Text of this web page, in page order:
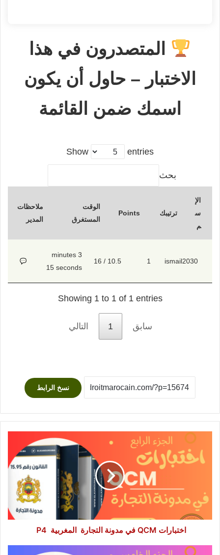
المتصدرون في هذا
الاختبار – حاول أن يكون
اسمك ضمن القائمة
Show entries
بحث
الإ
س
م
ترتيبك Points
الوقت
المستغرق
ملاحظات
المدير
ismail2030
1
10.5 / 16
3 minutes
15 seconds
Showing 1 to 1 of 1 entries
سابق 1 التالي
نسخ الرابط
اختبارات
P4
اختبارات QCM في مدونة التجارة المغربية P4
اختبارات